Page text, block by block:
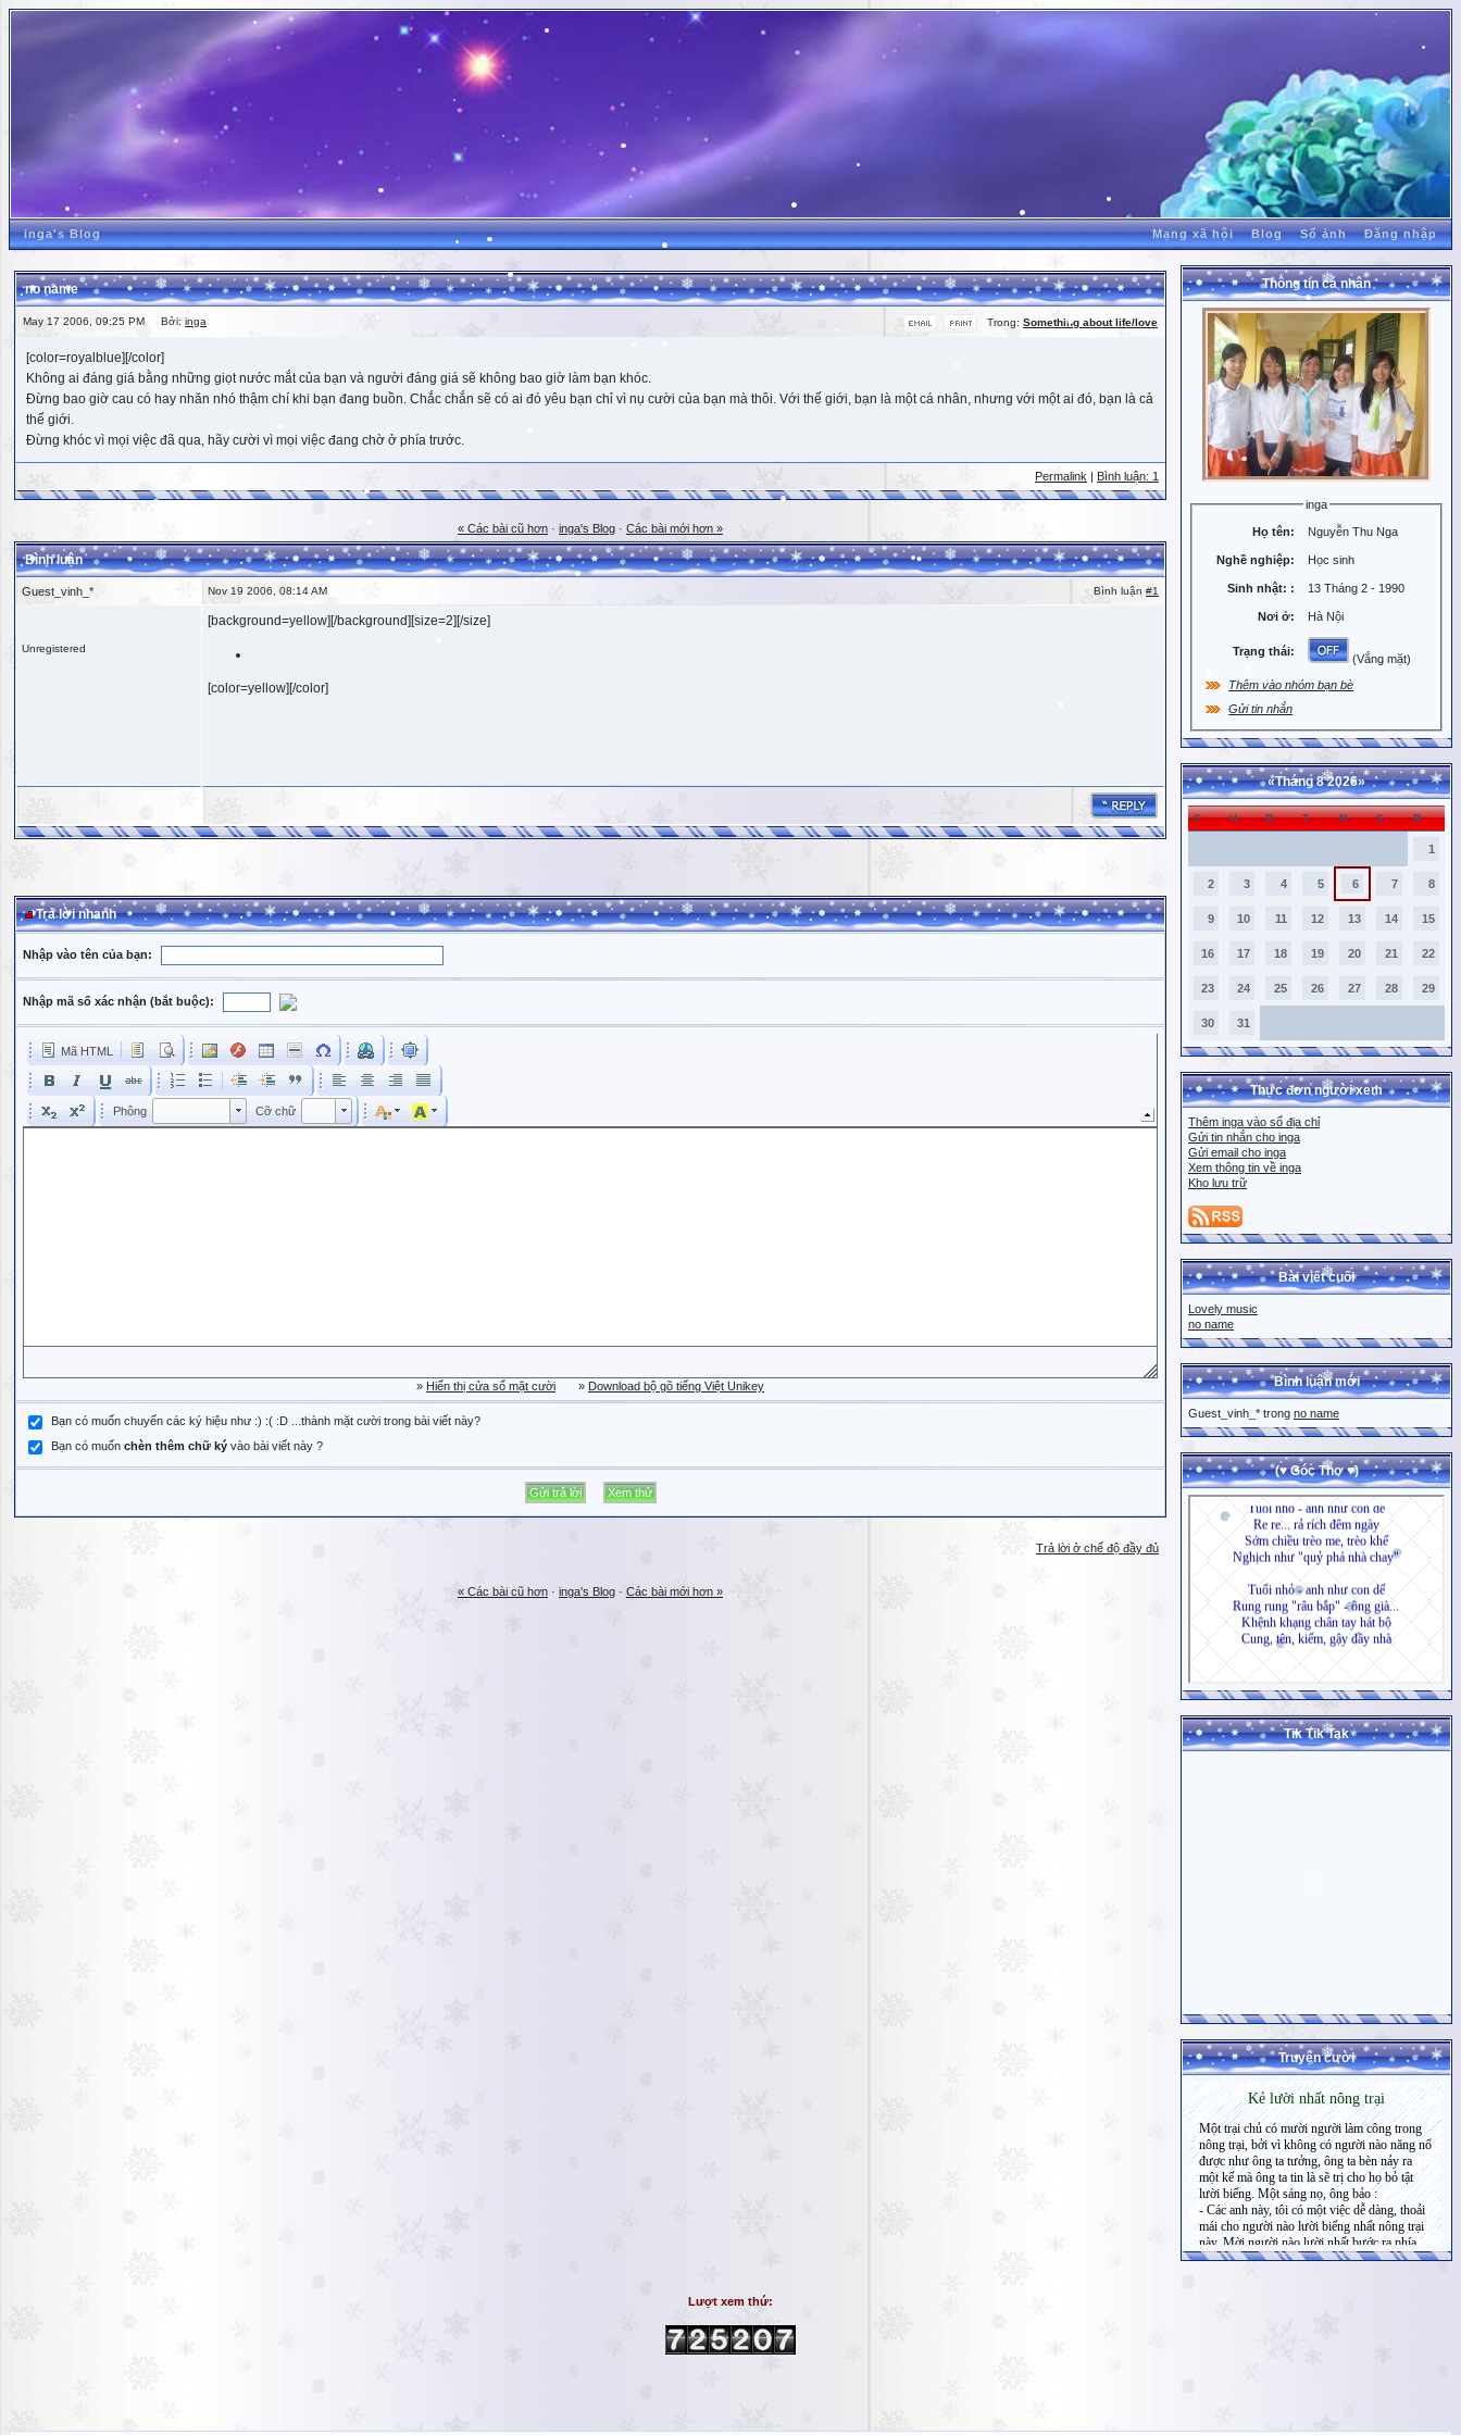
inga's Blog Mạng xã hội Blog Sổ ảnh Đăng nhập
no name
Trong: Something about life/love
May 17 2006, 09:25 PM Bởi: inga
[color=royalblue][/color]
Không ai đáng giá bằng những giọt nước mắt của bạn và người đáng giá sẽ không bao giờ làm bạn khóc.
Đừng bao giờ cau có hay nhăn nhó thậm chí khi bạn đang buồn. Chắc chắn sẽ có ai đó yêu bạn chỉ vì nụ cười của bạn mà thôi. Với thế giới, bạn là một cá nhân, nhưng với một ai đó, bạn là cả
thế giới.
Đừng khóc vì mọi việc đã qua, hãy cười vì mọi việc đang chờ ở phía trước.
Permalink Bình luận: 1
« Các bài cũ hơn · inga's Blog · Các bài mới hơn »
Bình luận
Guest_vinh_* Nov 19 2006, 08:14 AM Bình luận #1
Unregistered
[background=yellow][/background][size=2][/size]
[color=yellow][/color]
Trả lời nhanh
Nhập vào tên của bạn:
Nhập mã số xác nhận (bắt buộc):
Mã HTML
Phông Cỡ chữ Kích cỡ phông
» Hiển thị cửa sổ mặt cười » Download bộ gõ tiếng Việt Unikey
Bạn có muốn chuyển các ký hiệu như :) :( :D ...thành mặt cười trong bài viết này?
Bạn có muốn chèn thêm chữ ký vào bài viết này ?
Trả lời ở chế độ đầy đủ
« Các bài cũ hơn · inga's Blog · Các bài mới hơn »
Thông tin cá nhân
inga
Họ tên: Nguyễn Thu Nga
Nghề nghiệp: Học sinh
Sinh nhật: : 13 Tháng 2 - 1990
Nơi ở: Hà Nội
Trạng thái:
(Vắng mặt)
Thêm vào nhóm bạn bè
Gửi tin nhắn
«Tháng 8 2026»
C H B T N S B
1
2 3 4 5 6 7 8
9 10 11 12 13 14 15
16 17 18 19 20 21 22
23 24 25 26 27 28 29
30 31
Thực đơn người xem
Thêm inga vào sổ địa chỉ
Gửi tin nhắn cho inga
Gửi email cho inga
Xem thông tin về inga
Kho lưu trữ
Bài viết cuối
Lovely music
no name
Bình luận mới
Guest_vinh_* trong no name
(♥ Góc Thơ ♥)
Tik Tik Tak
Truyện cười
Lượt xem thứ: